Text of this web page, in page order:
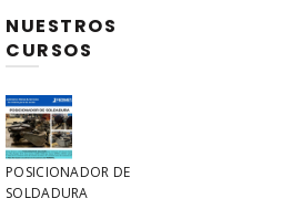
NUESTROS
CURSOS
POSICIONADOR DE
SOLDADURA